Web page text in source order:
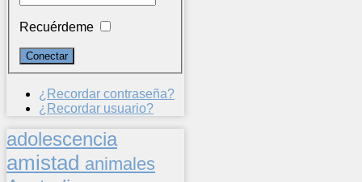
Recuérdeme
¿Recordar contraseña?
¿Recordar usuario?
adolescencia
amistad animales